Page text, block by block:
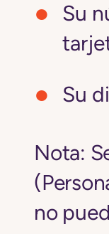
Su
Su
Nota:
no